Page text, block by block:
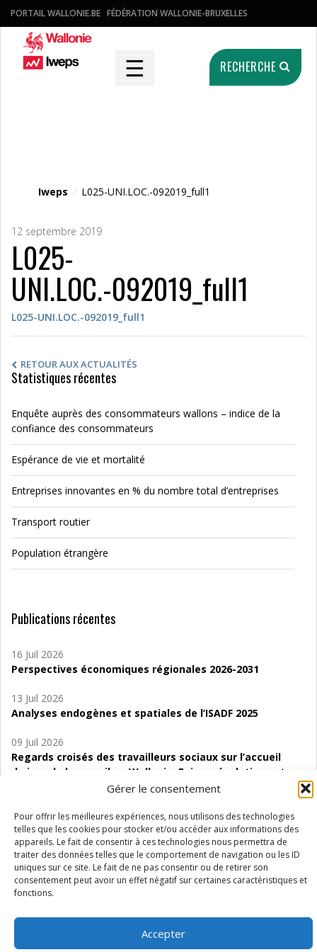
Gérer le consentement
Pour offrir les meilleures expériences, nous utilisons des technologies
telles que les cookies pour stocker et/ou accéder aux informations des
appareils. Le fait de consentir à ces technologies nous permettra de
traiter des données telles que le comportement de navigation ou les ID
uniques sur ce site. Le fait de ne pas consentir ou de retirer son
consentement peut avoir un effet négatif sur certaines caractéristiques et
fonctions.
Accepter
PORTAIL WALLONIE.BE FÉDÉRATION WALLONIE-BRUXELLES
☰ RECHERCHE
Iweps / L025-UNI.LOC.-092019_full1
12 septembre 2019
L025-
UNI.LOC.-092019_full1
L025-UNI.LOC.-092019_full1
RETOUR AUX ACTUALITÉS
Statistiques récentes
Enquête auprès des consommateurs wallons – indice de la
confiance des consommateurs
Espérance de vie et mortalité
Entreprises innovantes en % du nombre total d’entreprises
Transport routier
Population étrangère
Publications récentes
16 Juil 2026
Perspectives économiques régionales 2026-2031
13 Juil 2026
Analyses endogènes et spatiales de l’ISADF 2025
09 Juil 2026
Regards croisés des travailleurs sociaux sur l’accueil
de jour de bas seuil en Wallonie. Enjeux, évolutions et
06 Juil 2026
Étude d’évaluabilité des Structures
d’accompagnement à l’autocréation d’emploi (SAACE)
01 Juil 2026
Pénurie du personnel infirmier :quels indicateurs
Wallonie ?